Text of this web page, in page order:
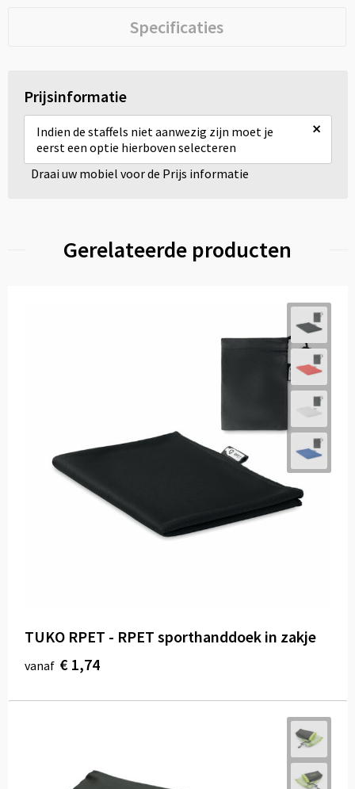
Specificaties
Prijsinformatie
Indien de staffels niet aanwezig zijn moet je
eerst een optie hierboven selecteren
×
Draai uw mobiel voor de Prijs informatie
Gerelateerde producten
TUKO RPET - RPET sporthanddoek in zakje
vanaf € 1,74